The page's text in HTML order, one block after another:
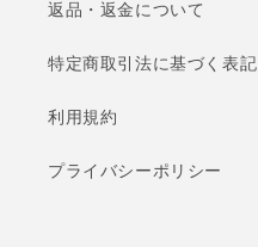
返品・返金について
特定商取引法に基づく表記
利用規約
プライバシーポリシー